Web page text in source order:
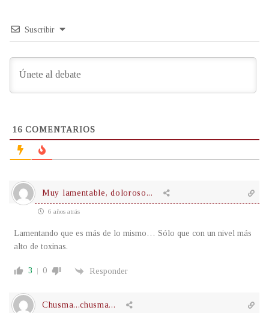
Suscribir
16 COMENTARIOS
Muy lamentable, doloroso...
6 años atrás
Lamentando que es más de lo mismo… Sólo que con un nivel más
alto de toxinas.
3 0 Responder
Chusma...chusma...